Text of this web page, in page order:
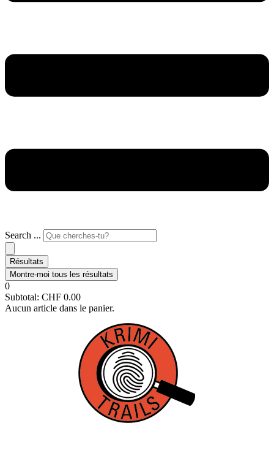
Search ...
Résultats
Montre-moi tous les résultats
0
Subtotal: CHF 0.00
Aucun article dans le panier.